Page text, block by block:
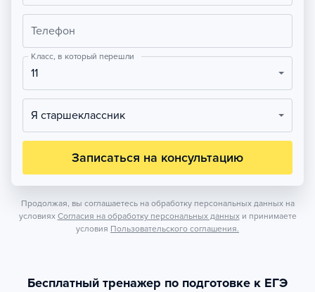
Телефон
Класс, в который перешли
11
Я старшеклассник
Записаться на консультацию
Продолжая, вы соглашаетесь на обработку персональных данных на
условиях Согласия на обработку персональных данных и принимаете
условия Пользовательского соглашения.
Бесплатный тренажер по подготовке к ЕГЭ